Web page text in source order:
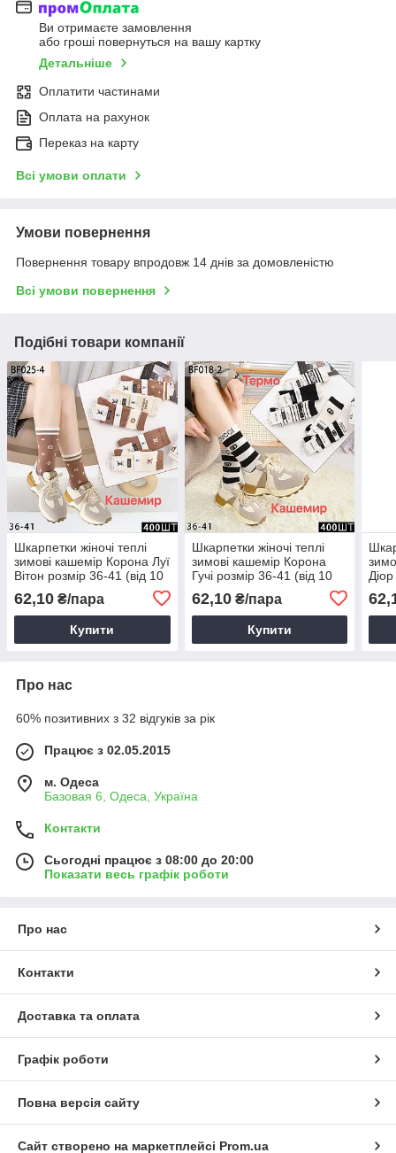
Ви отримаєте замовлення
або гроші повернуться на вашу картку
Детальніше
Оплатити частинами
Оплата на рахунок
Переказ на карту
Всі умови оплати
Умови повернення
Повернення товару впродовж 14 днів за домовленістю
Всі умови повернення
Подібні товари компанії
Шкарпетки жіночі теплі
зимові кашемір Корона Луї
Вітон розмір 36-41 (від 10
62,10 ₴/пара
Купити
Шкарпетки жіночі теплі
зимові кашемір Корона
Гучі розмір 36-41 (від 10
62,10₴/пара
Купити
Про нас
60% позитивних з 32 відгуків за рік
Працює з 02.05.2015
м. Одеса
Базовая 6, Одеса, Україна
Контакти
Сьогодні працює з 08:00 до 20:00
Показати весь графік роботи
Про нас
Контакти
Доставка та оплата
Графік роботи
Повна версія сайту
Сайт створено на маркетплейсі Prom.ua